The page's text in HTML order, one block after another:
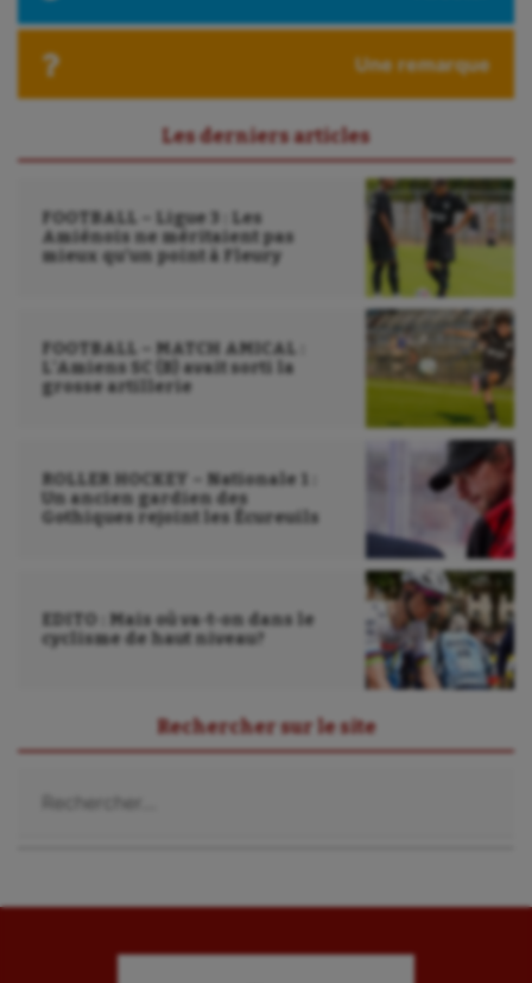
Ultimate frisbee
Wakeboard
Water-polo
Une remarque
Les derniers articles
FOOTBALL – Ligue 3 : Les
Amiénois ne méritaient pas
mieux qu’un point à Fleury
FOOTBALL – MATCH AMICAL :
L’Amiens SC (B) avait sorti la
grosse artillerie
ROLLER HOCKEY – Nationale 1 :
Un ancien gardien des
Gothiques rejoint les Écureuils
EDITO : Mais où va-t-on dans le
cyclisme de haut niveau?
Rechercher sur le site